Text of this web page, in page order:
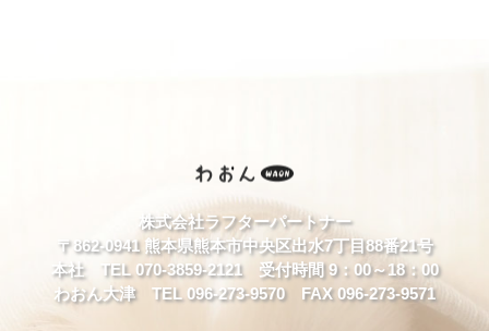
株式会社ラフターパートナー
〒862-0941 熊本県熊本市中央区出水7丁目88番21号
本社 TEL 070-3859-2121 受付時間 9：00～18：00
わおん大津 TEL 096-273-9570 FAX 096-273-9571